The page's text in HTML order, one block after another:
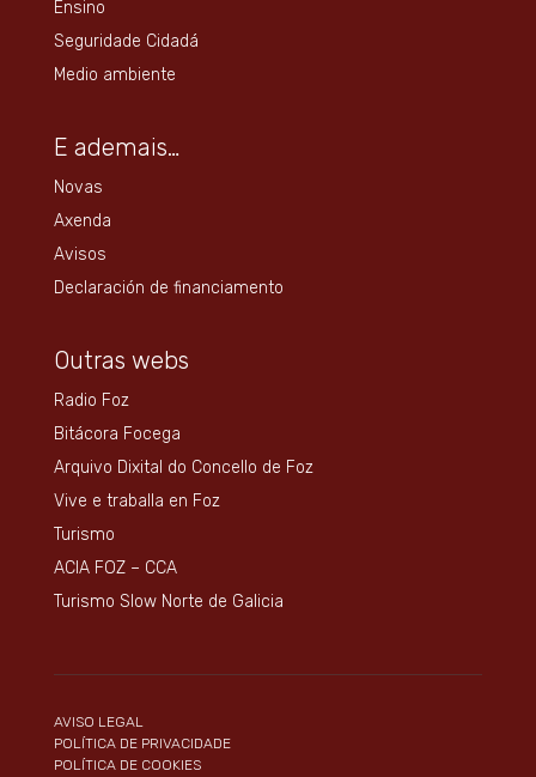
Ensino
Seguridade Cidadá
Medio ambiente
E ademais…
Novas
Axenda
Avisos
Declaración de financiamento
Outras webs
Radio Foz
Bitácora Focega
Arquivo Dixital do Concello de Foz
Vive e traballa en Foz
Turismo
ACIA FOZ – CCA
Turismo Slow Norte de Galicia
AVISO LEGAL
POLÍTICA DE PRIVACIDADE
POLÍTICA DE COOKIES